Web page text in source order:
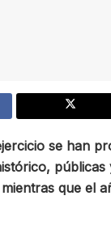
se han
que el